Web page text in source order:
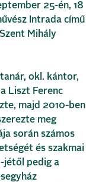
25-én, 18
Intrada című
Mihály
okl. kántor,
Liszt Ferenc
majd 2010-ben
meg
során számos
és szakmai
jétől pedig a